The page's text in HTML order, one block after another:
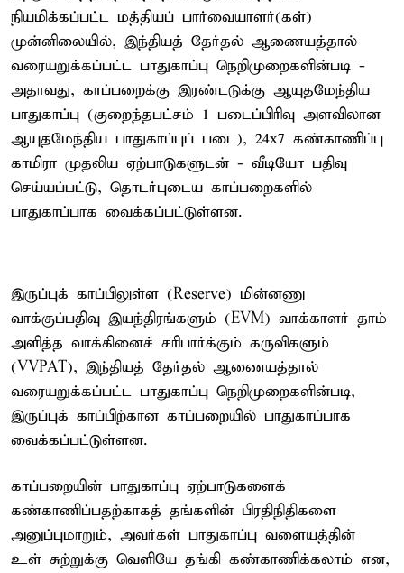
நியமிக்கப்பட்ட மத்தியப் பார்வையாளர்(கள்)
முன்னிலையில், இந்தியத் தேர்தல் ஆணையத்தால்
வரையறுக்கப்பட்ட பாதுகாப்பு நெறிமுறைகளின்படி -
அதாவது, காப்பறைக்கு இரண்டடுக்கு ஆயுதமேந்திய
பாதுகாப்பு (குறைந்தபட்சம் 1 படைப்பிரிவு அளவிலான
ஆயுதமேந்திய பாதுகாப்புப் படை), 24x7 கண்காணிப்பு
காமிரா முதலிய ஏற்பாடுகளுடன் - வீடியோ பதிவு
செய்யப்பட்டு, தொடர்புடைய காப்பறைகளில்
பாதுகாப்பாக வைக்கப்பட்டுள்ளன.
இருப்புக் காப்பிலுள்ள (Reserve) மின்னணு
வாக்குப்பதிவு இயந்திரங்களும் (EVM) வாக்காளர் தாம்
அளித்த வாக்கினைச் சரிபார்க்கும் கருவிகளும்
(VVPAT), இந்தியத் தேர்தல் ஆணையத்தால்
வரையறுக்கப்பட்ட பாதுகாப்பு நெறிமுறைகளின்படி,
இருப்புக் காப்பிற்கான காப்பறையில் பாதுகாப்பாக
வைக்கப்பட்டுள்ளன.
காப்பறையின் பாதுகாப்பு ஏற்பாடுகளைக்
கண்காணிப்பதற்காகத் தங்களின் பிரதிநிதிகளை
அனுப்புமாறும், அவர்கள் பாதுகாப்பு வளையத்தின்
உள் சுற்றுக்கு வெளியே தங்கி கண்காணிக்கலாம் என,